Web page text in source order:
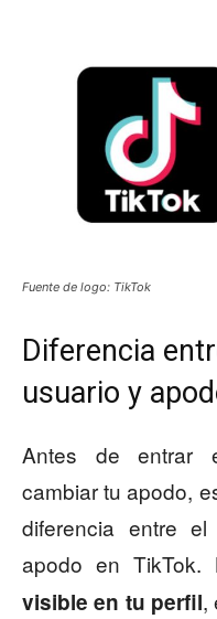
Fuente de logo: TikTok
Diferencia
usuario y
Antes de entrar
cambiar tu apodo,
diferencia entre
apodo en TikTok.
visible en tu perfil,